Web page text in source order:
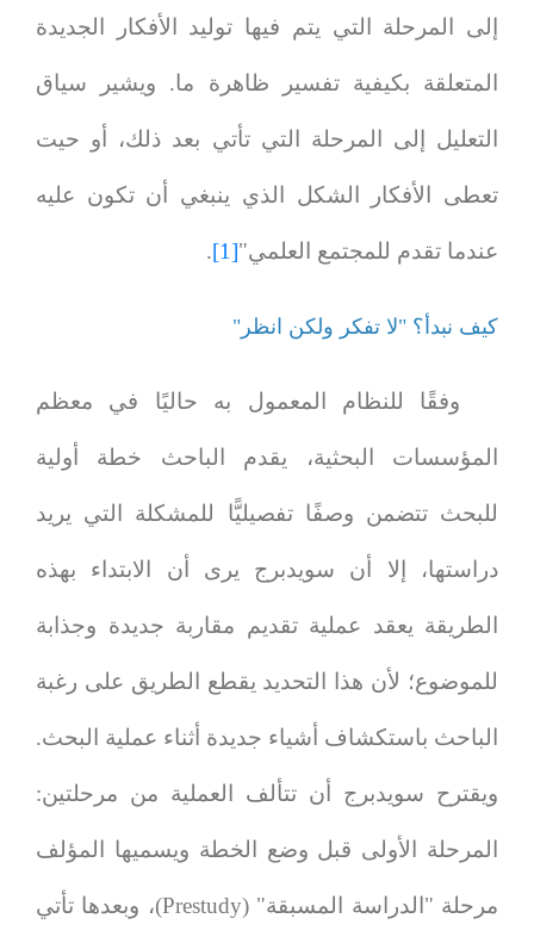
إلى المرحلة التي يتم فيها توليد الأفكار الجديدة
المتعلقة بكيفية تفسير ظاهرة ما. ويشير سياق
التعليل إلى المرحلة التي تأتي بعد ذلك، أو حيت
تعطى الأفكار الشكل الذي ينبغي أن تكون عليه
عندما تقدم للمجتمع العلمي"[1]
.
كيف نبدأ؟ "لا تفكر ولكن انظر"
وفقًا للنظام المعمول به حاليًا في معظم
المؤسسات البحثية، يقدم الباحث خطة أولية
للبحث تتضمن وصفًا تفصيليًّا للمشكلة التي يريد
دراستها، إلا أن سويدبرج يرى أن الابتداء بهذه
الطريقة يعقد عملية تقديم مقاربة جديدة وجذابة
للموضوع؛ لأن هذا التحديد يقطع الطريق على رغبة
الباحث باستكشاف أشياء جديدة أثناء عملية البحث.
ويقترح سويدبرج أن تتألف العملية من مرحلتين:
المرحلة الأولى قبل وضع الخطة ويسميها المؤلف
مرحلة "الدراسة المسبقة" (Prestudy)، وبعدها تأتي